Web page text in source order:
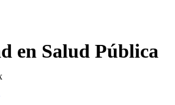
en Salud Pública